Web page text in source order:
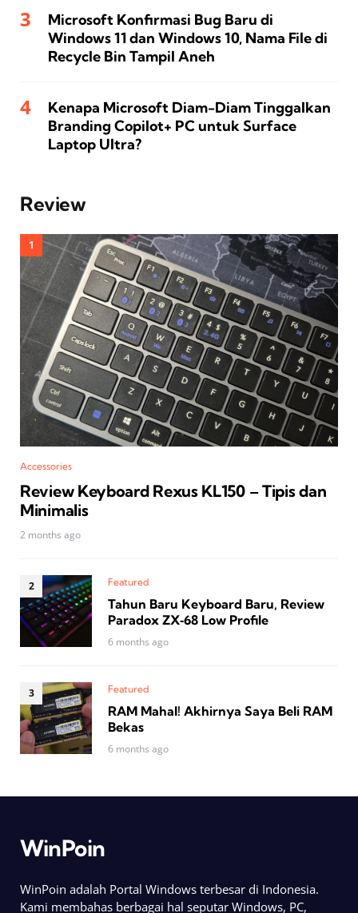
Microsoft Konfirmasi Bug Baru di
Windows 11 dan Windows 10, Nama File di
Recycle Bin Tampil Aneh
Kenapa Microsoft Diam-Diam Tinggalkan
Branding Copilot+ PC untuk Surface
Laptop Ultra?
Review
Accessories
Review Keyboard Rexus KL150 – Tipis dan
Minimalis
2 months ago
Featured
Tahun Baru Keyboard Baru, Review
Paradox ZX‑68 Low Profile
6 months ago
Featured
RAM Mahal! Akhirnya Saya Beli RAM
Bekas
6 months ago
WinPoin
WinPoin adalah Portal Windows terbesar di Indonesia.
Kami membahas berbagai hal seputar Windows, PC,